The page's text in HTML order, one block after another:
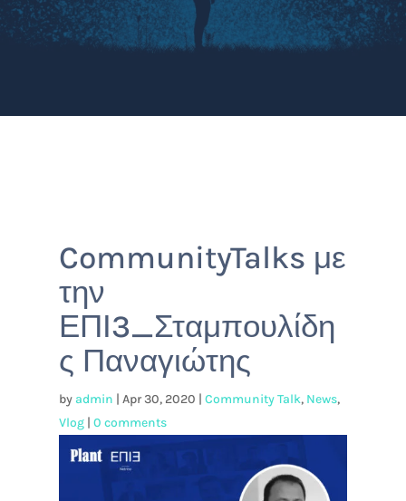
CommunityTalks με
την
ΕΠΙ3_Σταμπουλίδη
ς Παναγιώτης
by admin | Apr 30, 2020 | Community Talk, News,
Vlog| 0 comments